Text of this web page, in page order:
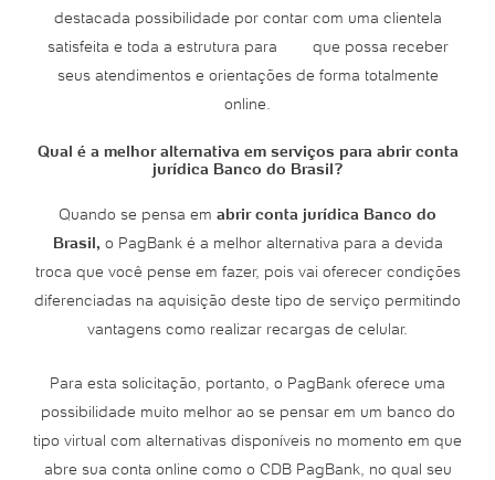
destacada possibilidade por contar com uma clientela
satisfeita e toda a estrutura para que possa receber
seus atendimentos e orientações de forma totalmente
online.
Qual é a melhor alternativa em serviços para abrir conta
jurídica Banco do Brasil?
Quando se pensa em abrir conta jurídica Banco do
Brasil, o PagBank é a melhor alternativa para a devida
troca que você pense em fazer, pois vai oferecer condições
diferenciadas na aquisição deste tipo de serviço permitindo
vantagens como realizar recargas de celular.
Para esta solicitação, portanto, o PagBank oferece uma
possibilidade muito melhor ao se pensar em um banco do
tipo virtual com alternativas disponíveis no momento em que
abre sua conta online como o CDB PagBank, no qual seu